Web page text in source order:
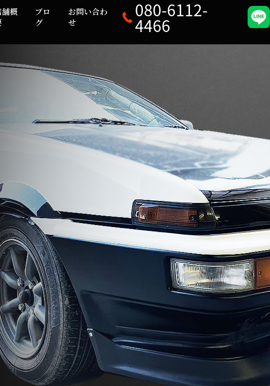
舗概
ブロ
グ
お問い合わ
せ
080-6112-
4466